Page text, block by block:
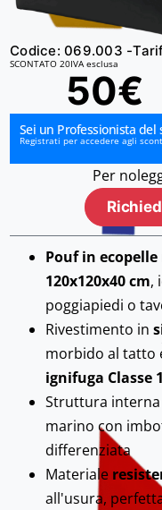
Codice: 069.003 -
SCONTATO 20IVA esclusa
50€
Sei un Professionista del
Registrati per accedere agli
Pouf in ecopelle
120x120x40 cm,
poggiapiedi o
Rivestimento in
morbido al tatto
ignifuga Classe
Struttura interna
marino con
differenziata
Materiale
all'usura,
Per